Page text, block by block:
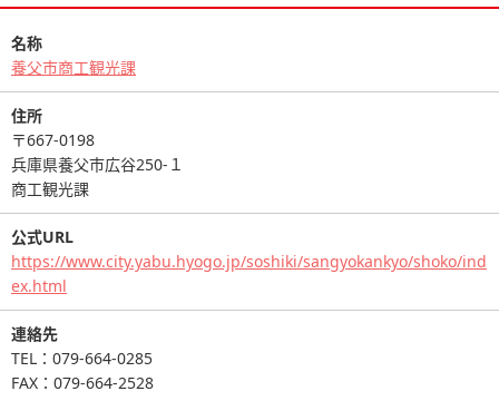
名称
養父市商工観光課
住所
〒667-0198
兵庫県養父市広谷250-１
商工観光課
公式URL
https://www.city.yabu.hyogo.jp/soshiki/sangyokankyo/shoko/ind
ex.html
連絡先
TEL：079-664-0285
FAX：079-664-2528